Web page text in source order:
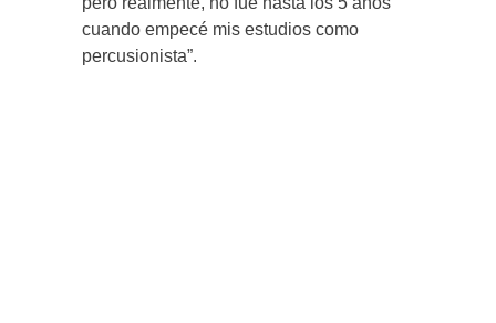
cuando empecé mis estudios como
percusionista”.